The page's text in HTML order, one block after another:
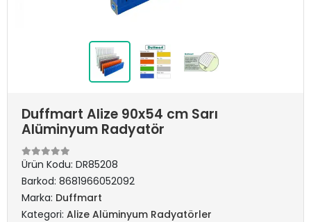
Duffmart Alize 90x54 cm Sarı
Alüminyum Radyatör
Ürün Kodu: DR85208
Barkod: 8681966052092
Marka: Duffmart
Kategori: Alize Alüminyum Radyatörler